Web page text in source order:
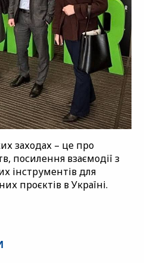
заходах – це про
посилення взаємодії з
інструментів для
проєктів в Україні.